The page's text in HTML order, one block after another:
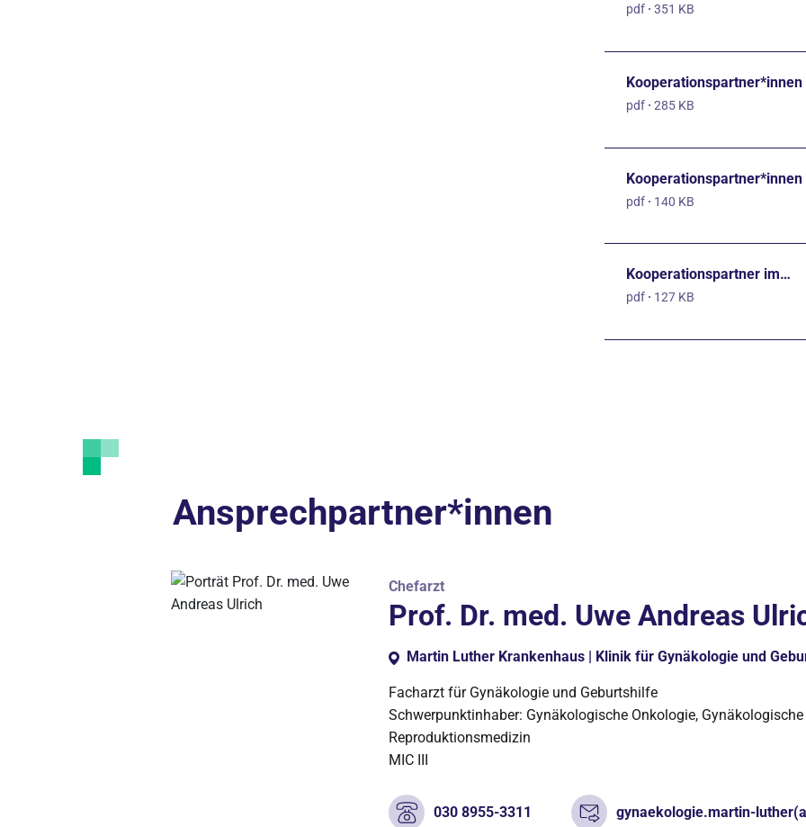
pdf · 351 KB
pdf · 285 KB
pdf · 140 KB
Kooperationspartner im…
pdf · 127 KB
Ansprechpartner*innen
Chefarzt
Prof. Dr. med. Uwe Andreas
Martin Luther Krankenhaus | Klinik für Gynäkologie und
Facharzt für Gynäkologie und Geburtshilfe
Schwerpunktinhaber: Gynäkologische Onkologie,
Reproduktionsmedizin
MIC III
030 8955-3311 gynaekologie.martin-